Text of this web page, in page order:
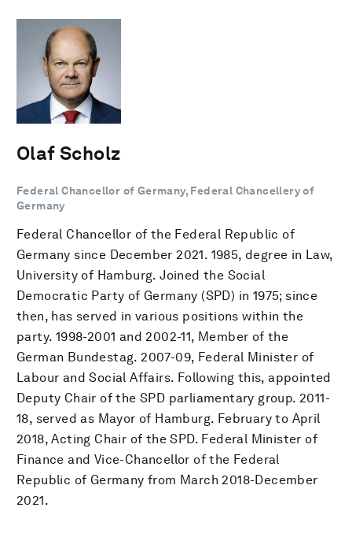
Olaf Scholz
Federal Chancellor of Germany, Federal Chancellery of
Germany
Federal Chancellor of the Federal Republic of
Germany since December 2021. 1985, degree in Law,
University of Hamburg. Joined the Social
Democratic Party of Germany (SPD) in 1975; since
then, has served in various positions within the
party. 1998-2001 and 2002-11, Member of the
German Bundestag. 2007-09, Federal Minister of
Labour and Social Affairs. Following this, appointed
Deputy Chair of the SPD parliamentary group. 2011-
18, served as Mayor of Hamburg. February to April
2018, Acting Chair of the SPD. Federal Minister of
Finance and Vice-Chancellor of the Federal
Republic of Germany from March 2018-December
2021.